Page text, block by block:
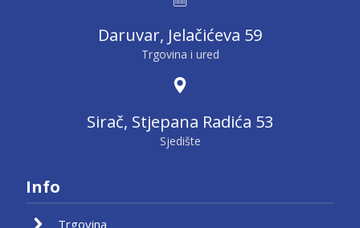
Daruvar, Jelačićeva 59
Trgovina i ured
Sirač, Stjepana Radića 53
Sjedište
Info
Trgovina